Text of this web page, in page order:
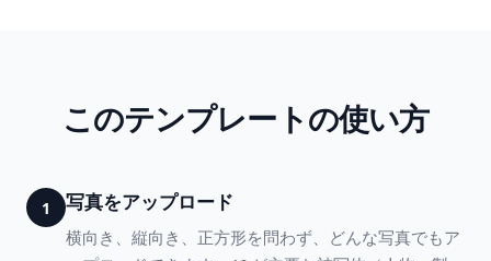
このテンプレートの使い方
1 写真をアップロード
横向き、縦向き、正方形を問わず、どんな写真でもア